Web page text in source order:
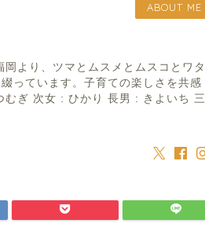
ABOUT ME
より、ツマとムスメとムスコとワタ
っています。子育ての楽しさを共感
むぎ 次女 : ひかり 長男 : きよいち 三